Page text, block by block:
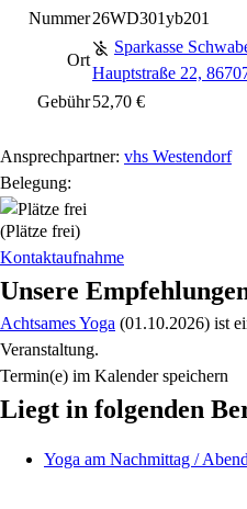
Nummer26WD301yb201
Ort
Sparkasse
Hauptstraße 22,
Gebühr52,70 €
Ansprechpartner: vhs Westendorf
Belegung:
(Plätze frei)
Kontaktaufnahme
Unsere
Achtsames Yoga (01.10.2026) ist
Veranstaltung.
Termin(e) im Kalender speichern
Liegt in folgenden
Yoga am Nachmittag / Abend